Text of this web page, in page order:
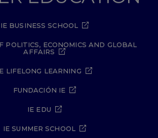
IE BUSINESS SCHOOL
POLITICS, ECONOMICS AND GLOBAL
AFFAIRS
LIFELONG LEARNING
FUNDACIÓN IE
IE EDU
IE SUMMER SCHOOL